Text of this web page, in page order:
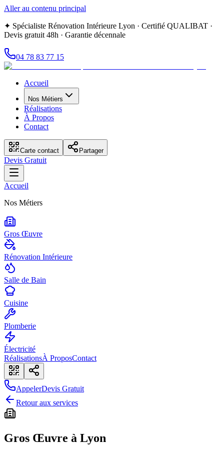
Aller au contenu principal
✦ Spécialiste Rénovation Intérieure Lyon · Certifié QUALIBAT ·
Devis gratuit 48h · Garantie décennale
04 78 83 77 15
Accueil
Nos Métiers
Réalisations
À Propos
Contact
Carte contact Partager
Devis Gratuit
Accueil
Nos Métiers
Gros Œuvre
Rénovation Intérieure
Salle de Bain
Cuisine
Plomberie
Électricité
RéalisationsÀ ProposContact
AppelerDevis Gratuit
Retour aux services
Gros Œuvre à Lyon